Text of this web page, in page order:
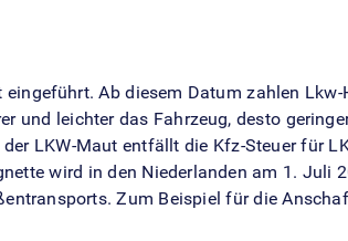
Ab diesem Datum zahlen
und leichter das Fahrzeug, desto
LKW-Maut entfällt die Kfz-Steuer für
wird in den Niederlanden am 1.
Zum Beispiel für die